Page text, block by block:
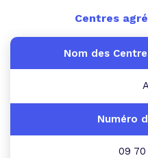
Centres
09 70